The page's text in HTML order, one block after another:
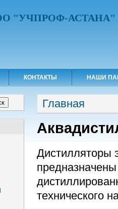
"УЧПРОФ-АСТАНА"
КОНТАКТЫ НАШИ
Вы здесь
Главная
Дистилляторы
технического